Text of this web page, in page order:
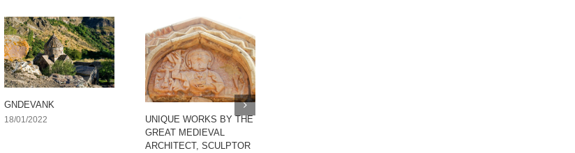
GNDEVANK
18/01/2022
UNIQUE WORKS BY THE
GREAT MEDIEVAL
ARCHITECT, SCULPTOR